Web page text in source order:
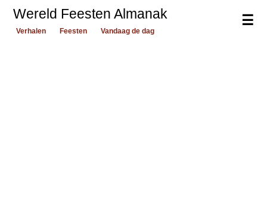
☰
Wereld Feesten Almanak
Verhalen Feesten Vandaag de dag